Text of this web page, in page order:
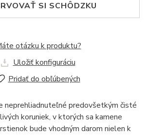
SI SCHÔDZKU
otázku k produktu?
Uložiť konfiguráciu
Pridať do obľúbených
neprehliadnuteľné predovšetkým čisté
koruniek, v ktorých sa kamene
bude vhodným darom nielen k